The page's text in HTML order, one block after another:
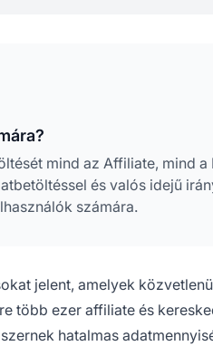
mind az Affiliate, mind a
és valós idejű
számára.
jelent, amelyek
több ezer affiliate és
hatalmas